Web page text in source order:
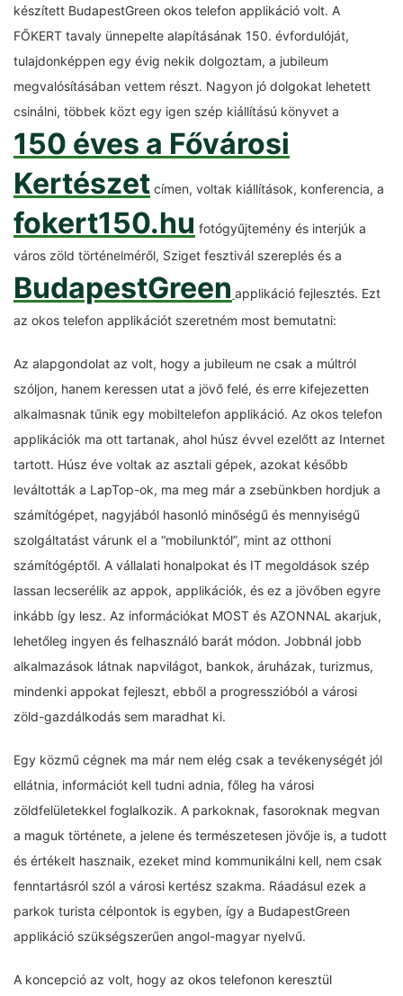
készített BudapestGreen okos telefon applikáció volt. A
FŐKERT tavaly ünnepelte alapításának 150. évfordulóját,
tulajdonképpen egy évig nekik dolgoztam, a jubileum
megvalósításában vettem részt. Nagyon jó dolgokat lehetett
csinálni, többek közt egy igen szép kiállítású könyvet a
150 éves a Fővárosi
Kertészet címen, voltak kiállítások, konferencia, a
fokert150.hu fotógyűjtemény és interjúk a
város zöld történelméről, Sziget fesztivál szereplés és a
BudapestGreen applikáció fejlesztés. Ezt
az okos telefon applikációt szeretném most bemutatni:
Az alapgondolat az volt, hogy a jubileum ne csak a múltról
szóljon, hanem keressen utat a jövő felé, és erre kifejezetten
alkalmasnak tűnik egy mobiltelefon applikáció. Az okos telefon
applikációk ma ott tartanak, ahol húsz évvel ezelőtt az Internet
tartott. Húsz éve voltak az asztali gépek, azokat később
leváltották a LapTop-ok, ma meg már a zsebünkben hordjuk a
számítógépet, nagyjából hasonló minőségű és mennyiségű
szolgáltatást várunk el a “mobilunktól”, mint az otthoni
számítógéptől. A vállalati honalpokat és IT megoldások szép
lassan lecserélik az appok, applikációk, és ez a jövőben egyre
inkább így lesz. Az információkat MOST és AZONNAL akarjuk,
lehetőleg ingyen és felhasználó barát módon. Jobbnál jobb
alkalmazások látnak napvilágot, bankok, áruházak, turizmus,
mindenki appokat fejleszt, ebből a progresszióból a városi
zöld-gazdálkodás sem maradhat ki.
Egy közmű cégnek ma már nem elég csak a tevékenységét jól
ellátnia, információt kell tudni adnia, főleg ha városi
zöldfelületekkel foglalkozik. A parkoknak, fasoroknak megvan
a maguk története, a jelene és természetesen jövője is, a tudott
és értékelt hasznaik, ezeket mind kommunikálni kell, nem csak
fenntartásról szól a városi kertész szakma. Ráadásul ezek a
parkok turista célpontok is egyben, így a BudapestGreen
applikáció szükségszerűen angol-magyar nyelvű.
A koncepció az volt, hogy az okos telefonon keresztül